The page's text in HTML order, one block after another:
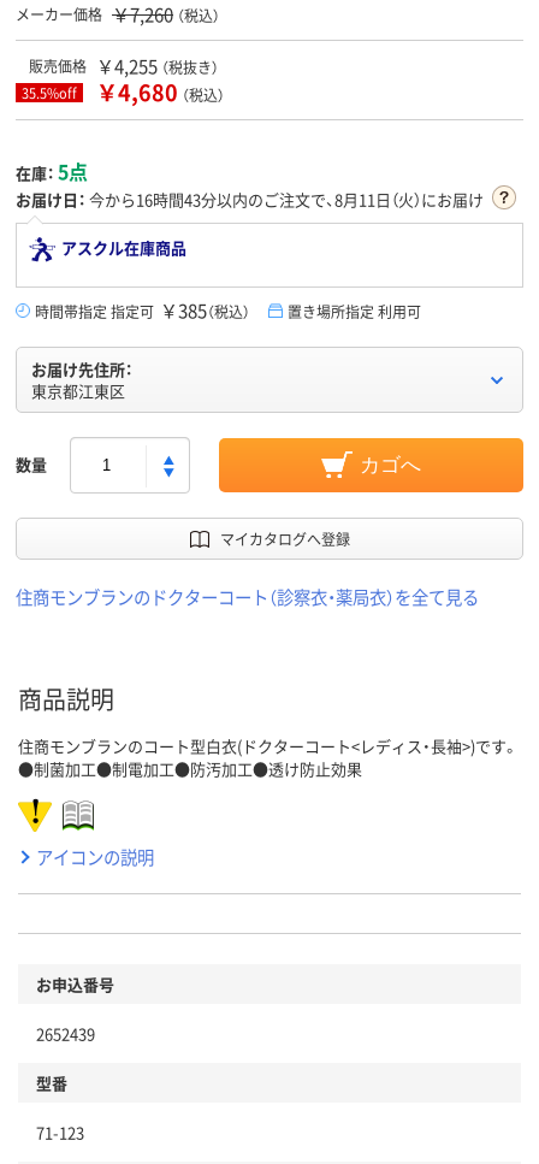
メーカー価格 ￥7,260 （税込）
販売価格 ￥4,255 （税抜き）
35.5%off ￥4,680 （税込）
在庫： 5点
お届け日： 今から16時間43分以内のご注文で、8月11日（火）にお届け
アスクル在庫商品
時間帯指定 指定可 ￥385（税込） 置き場所指定 利用可
お届け先住所：
東京都江東区
数量 カゴへ
マイカタログへ登録
住商モンブランのドクターコート（診察衣・薬局衣）を全て見る
商品説明
住商モンブランのコート型白衣(ドクターコート<レディス・長袖>)です。
●制菌加工●制電加工●防汚加工●透け防止効果
アイコンの説明
お申込番号
2652439
型番
71-123